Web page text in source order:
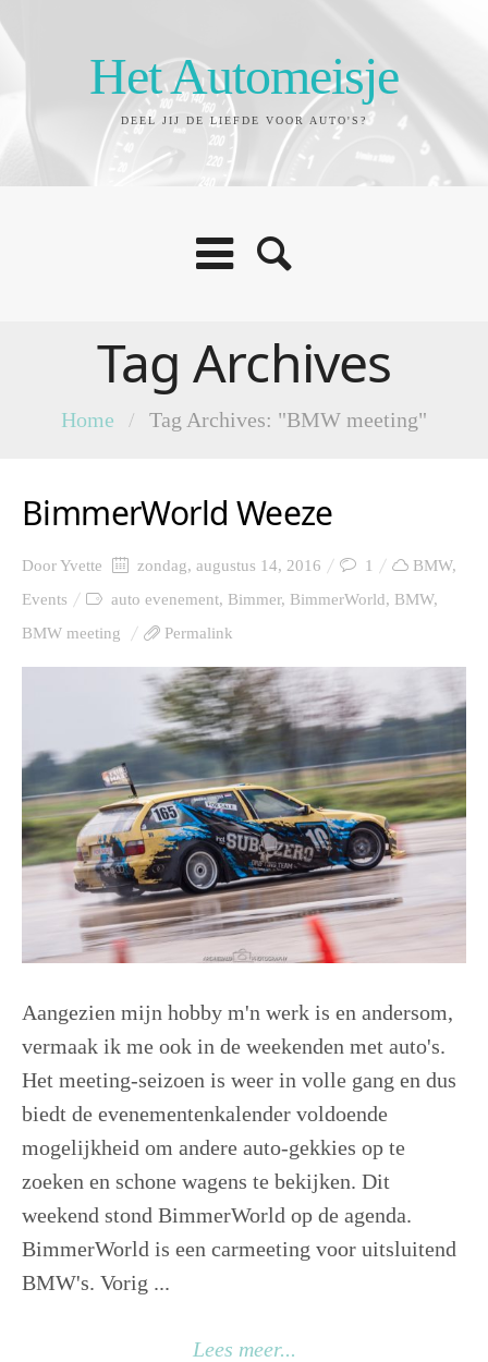
Het Automeisje
DEEL JIJ DE LIEFDE VOOR AUTO'S?
Tag Archives
Home / Tag Archives: "BMW meeting"
BimmerWorld Weeze
DoorYvette zondag, augustus 14, 2016 1 BMW,
Events
auto evenement, Bimmer, BimmerWorld, BMW,
BMW meeting
Permalink
Aangezien mijn hobby m'n werk is en andersom,
vermaak ik me ook in de weekenden met auto's.
Het meeting-seizoen is weer in volle gang en dus
biedt de evenementenkalender voldoende
mogelijkheid om andere auto-gekkies op te
zoeken en schone wagens te bekijken. Dit
weekend stond BimmerWorld op de agenda.
BimmerWorld is een carmeeting voor uitsluitend
BMW's. Vorig ...
Lees meer...